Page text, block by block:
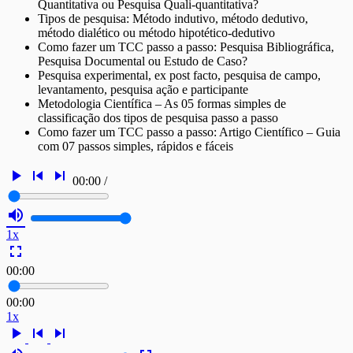
Quantitativa ou Pesquisa Quali-quantitativa?
Tipos de pesquisa: Método indutivo, método dedutivo,
método dialético ou método hipotético-dedutivo
Como fazer um TCC passo a passo: Pesquisa Bibliográfica,
Pesquisa Documental ou Estudo de Caso?
Pesquisa experimental, ex post facto, pesquisa de campo,
levantamento, pesquisa ação e participante
Metodologia Científica – As 05 formas simples de
classificação dos tipos de pesquisa passo a passo
Como fazer um TCC passo a passo: Artigo Científico – Guia
com 07 passos simples, rápidos e fáceis
play_arrow skip_previous skip_next 00:00 /
volume_up
1x
fullscreen
00:00
00:00
1x
play_arrow skip_previous
skip_next